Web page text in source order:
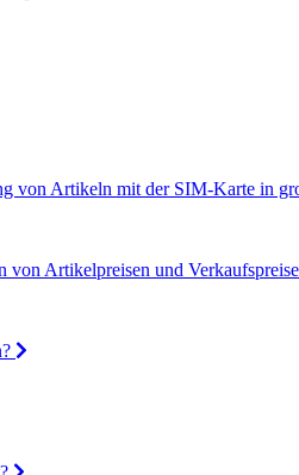
von Artikeln mit der SIM-Karte in
von Artikelpreisen und